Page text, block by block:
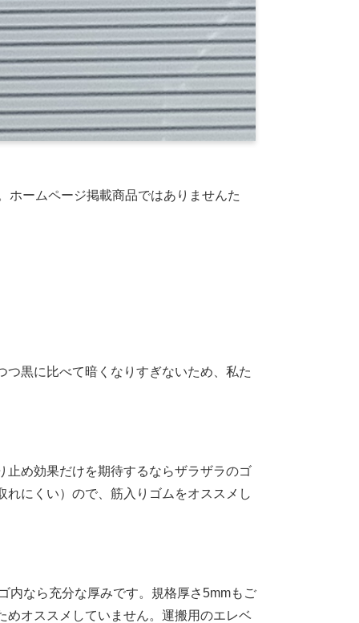
ホームページ掲載商品ではありませんた
黒に比べて暗くなりすぎないため、私た
止め効果だけを期待するならザラザラのゴ
にくい）ので、筋入りゴムをオススメし
内なら充分な厚みです。規格厚さ5mmもご
オススメしていません。運搬用のエレベ